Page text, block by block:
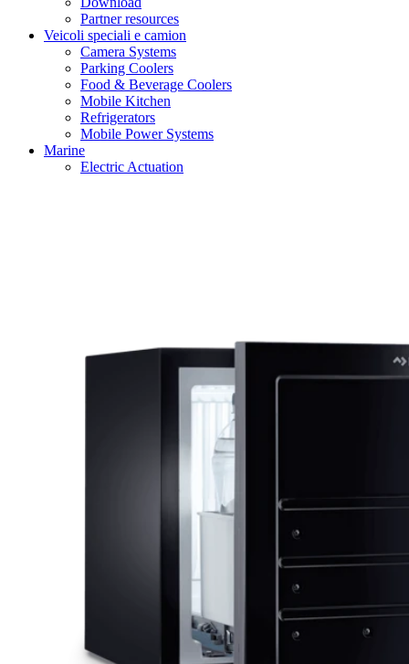
Partner resources
Veicoli speciali e camion
Camera Systems
Parking Coolers
Food & Beverage Coolers
Mobile Kitchen
Refrigerators
Mobile Power Systems
Marine
Electric Actuation